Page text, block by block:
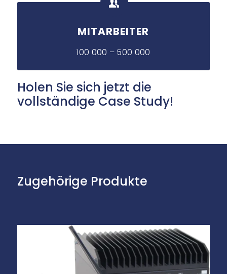
MITARBEITER
100 000 – 500 000
Holen Sie sich jetzt die
vollständige Case Study!
Zugehörige Produkte